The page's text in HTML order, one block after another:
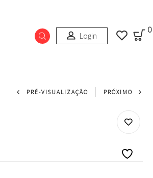
Login
0
Navegação do
PRÉ-VISUALIZAÇÃO PRÓXIMO